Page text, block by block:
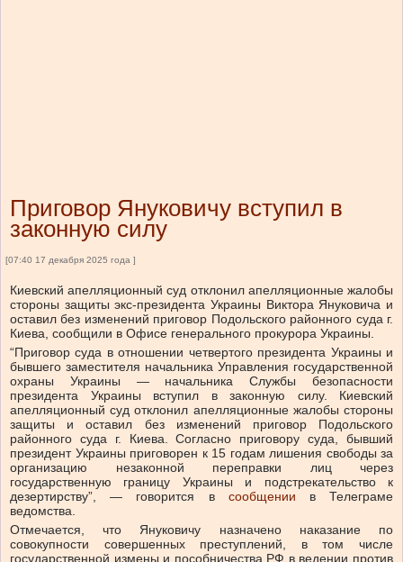
Приговор Януковичу вступил в
законную силу
[07:40 17 декабря 2025 года ]
Киевский апелляционный суд отклонил апелляционные жалобы
стороны защиты экс-президента Украины Виктора Януковича и
оставил без изменений приговор Подольского районного суда г.
Киева, сообщили в Офисе генерального прокурора Украины.
“Приговор суда в отношении четвертого президента Украины и
бывшего заместителя начальника Управления государственной
охраны Украины — начальника Службы безопасности
президента Украины вступил в законную силу. Киевский
апелляционный суд отклонил апелляционные жалобы стороны
защиты и оставил без изменений приговор Подольского
районного суда г. Киева. Согласно приговору суда, бывший
президент Украины приговорен к 15 годам лишения свободы за
организацию незаконной переправки лиц через
государственную границу Украины и подстрекательство к
дезертирству”, — говорится в сообщении в Телеграме
ведомства.
Отмечается, что Януковичу назначено наказание по
совокупности совершенных преступлений, в том числе
государственной измены и пособничества РФ в ведении против